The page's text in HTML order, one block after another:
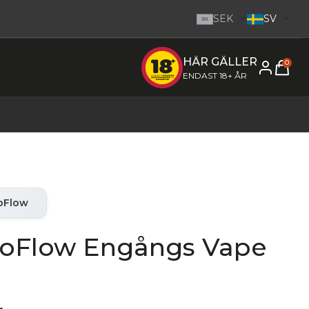
SEK SEK SV
1-2 dagar. Gå till startsidanHÄR GÄLLER
ENDAST 18+ ÅR
0
Engångs Vape